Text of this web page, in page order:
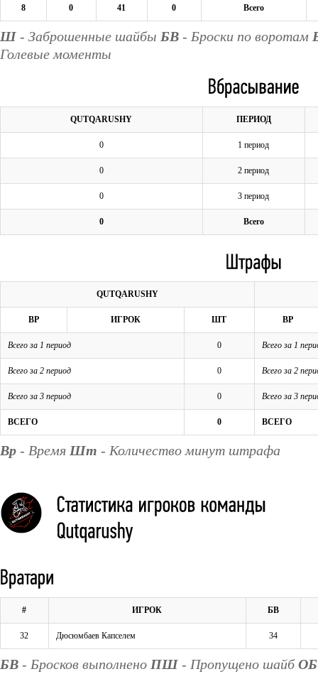
8 0 41 0 Всего
Ш - Заброшенные шайбы БВ - Броски по воротам
Голевые моменты
QUTQARUSHY ПЕРИОД
0 1 период
0 2 период
0 3 период
0 Всего
QUTQARUSHY
ВР ИГРОК ШТ ВР
Всего за 1 период 0 Всего за 1
Всего за 2 период 0 Всего за 2
Всего за 3 период 0 Всего за 3
ВСЕГО 0 ВСЕГО
Вр - Время Шт - Количество минут штрафа
# ИГРОК БВ
32 Дюсюмбаев Капселем 34
БВ - Бросков выполнено ПШ - Пропущено шайб ОБ